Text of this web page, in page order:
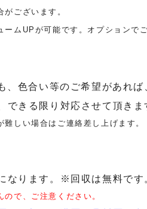
ございます。
ムUPが可能です。オプションで
色合い等のご希望があれば
きる限り対応させて頂きま
しい場合はご連絡差し上げます。
なります。※回収は無料です
で、ご注意ください。